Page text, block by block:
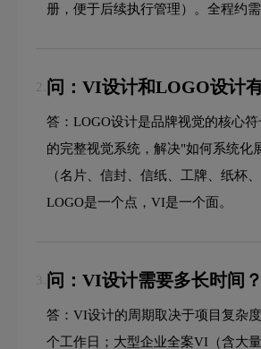
册，便于后续执行管理）。全程约需
2. 问：VI设计和LOGO设计
答：LOGO设计是品牌视觉的核心
的完整视觉系统，解决"如何系统化
（名片、信封、信纸、工牌、纸杯
LOGO是一个点，VI是一个面。
3. 问：VI设计需要多长时间？
答：VI设计的周期取决于项目复杂
个工作日；大型企业全案VI（含大